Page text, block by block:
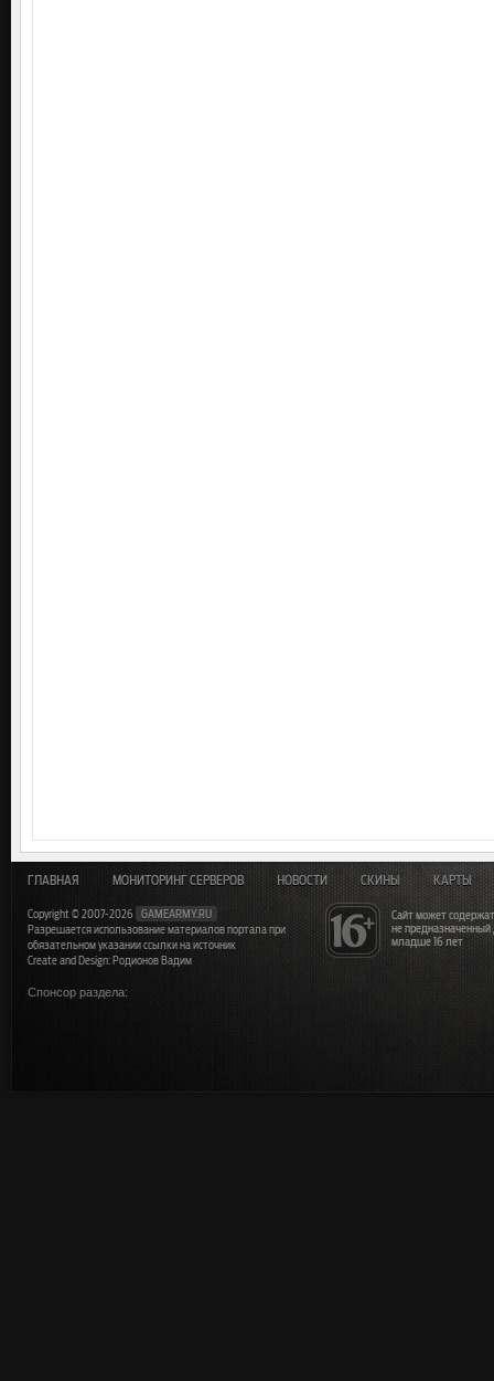
Сайт может
не
младше 16 лет
ГЛАВНАЯ МОНИТОРИНГ СЕРВЕРОВ НОВОСТИ СКИНЫ КАРТЫ
Copyright © 2007-2026
GAMEARMY.RU
Разрешается использование материалов портала при
обязательном указании ссылки на источник
Create and Design: Родионов Вадим
Спонсор раздела: